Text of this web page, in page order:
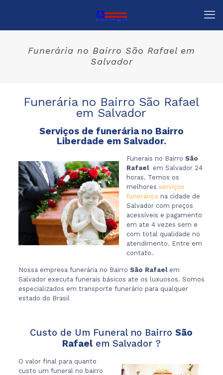
Funerária no Bairro São Rafael em
Salvador
Funerária no Bairro São Rafael
em Salvador
Serviços de funerária no Bairro
Liberdade em Salvador.
Funerais no Bairro São
Rafaelem Salvador 24
horas. Temos os
melhores serviços
funerários na cidade de
Salvador com preços
acessíveis e pagamento
em ate 4 vezes sem e
com total qualidade no
atendimento. Entre em
contato.
Nossa empresa funerária no Bairro São Rafaelem
Salvador executa funerais básicos ate os luxuosos. Somos
especializados em transporte funerário para qualquer
estado do Brasil
Custo de Um Funeral no BairroSão
Rafaelem Salvador ?
O valor final para quanto
custo um funeral no bairro